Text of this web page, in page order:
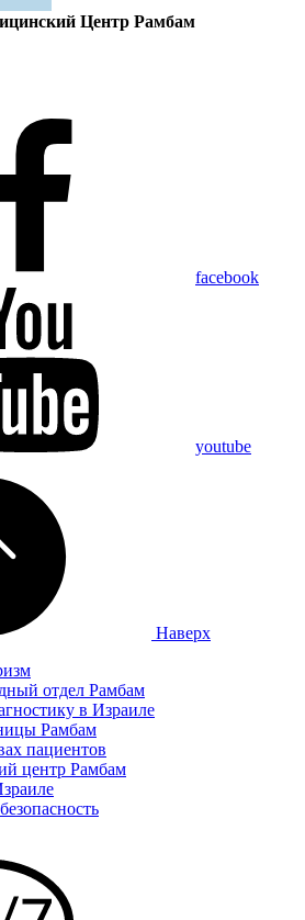
Центр Рамбам
facebook
youtube
Наверх
отдел Рамбам
в Израиле
Рамбам
пациентов
центр Рамбам